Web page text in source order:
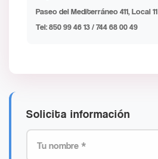
Paseo del Mediterráneo 411, Local 11
Tel: 850 99 46 13 / 744 68 00 49
Solicita información